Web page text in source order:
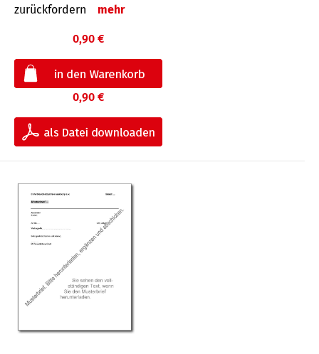
zurückfordern
mehr
0,90 €
0,90 €